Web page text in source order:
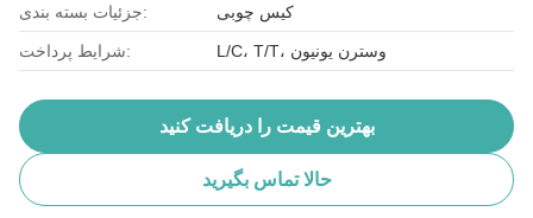
جزئیات بسته بندی: کیس چوبی
شرایط پرداخت: L/C، T/T، وسترن یونیون
بهترین قیمت را دریافت کنید
حالا تماس بگیرید